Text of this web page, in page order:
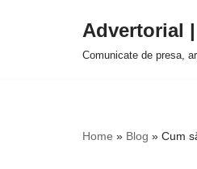
Advertorial
Comunicate de presa,
Home » Blog » Cum